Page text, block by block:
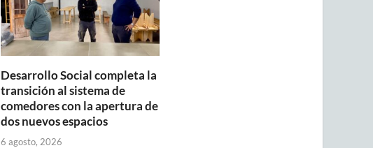
Desarrollo Social completa la
transición al sistema de
comedores con la apertura de
dos nuevos espacios
6 agosto, 2026